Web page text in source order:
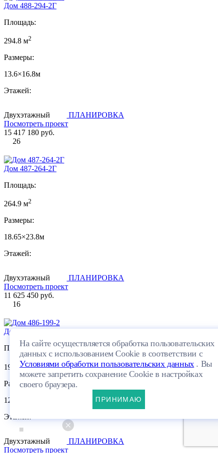
Дом 488-294-2Г
Площадь:
294.8 м2
Размеры:
13.6×16.8м
Этажей:
Двухэтажный
ПЛАНИРОВКА
Посмотреть проект
15 417 180 руб.
26
Дом 487-264-2Г
Площадь:
264.9 м2
Размеры:
18.65×23.8м
Этажей:
Двухэтажный
ПЛАНИРОВКА
Посмотреть проект
11 625 450 руб.
16
Дом 486-199-2
Площадь:
199.75 м2
Размеры:
12.24×16.32м
Этажей:
Двухэтажный
ПЛАНИРОВКА
Посмотреть проект
На сайте осуществляется обработка пользовательских
данных с использованием Cookie в соответствии с
Условиями обработки пользовательских данных. Вы
можете запретить сохранение Cookie в настройках
своего браузера.
ПРИНИМАЮ